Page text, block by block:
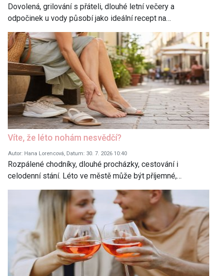
Dovolená, grilování s přáteli, dlouhé letní večery a
odpočinek u vody působí jako ideální recept na…
Víte, že léto nohám nesvědčí?
Autor: Hana Lorencová, Datum: 30. 7. 2026 10:40
Rozpálené chodníky, dlouhé procházky, cestování i
celodenní stání. Léto ve městě může být příjemné,…